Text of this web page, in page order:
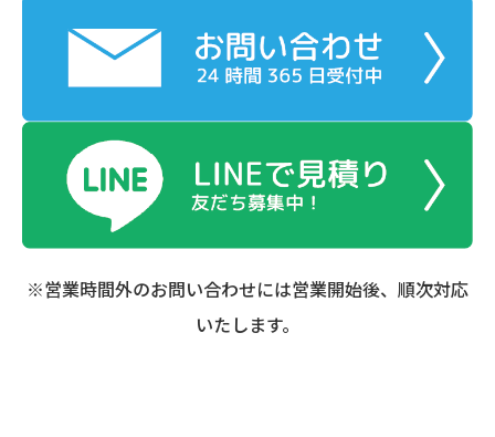
※営業時間外のお問い合わせには営業開始後、順次対応
いたします。